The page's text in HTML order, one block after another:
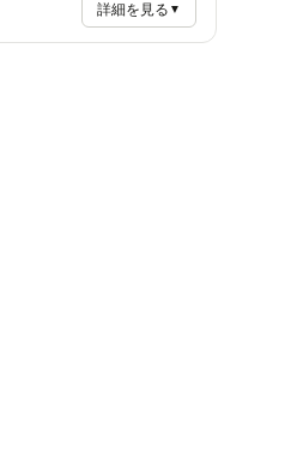
詳細を見る ▼